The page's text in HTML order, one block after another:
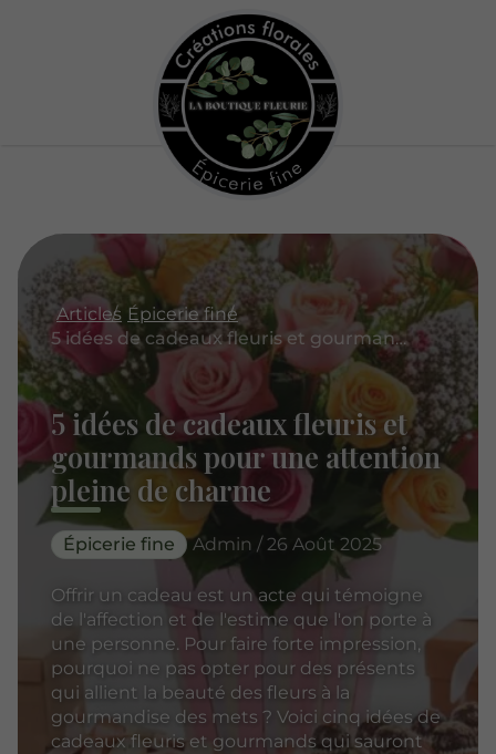
Articles Épicerie fine
5 idées de cadeaux fleuris et gourmands pour une attention pleine de charme
5 idées de cadeaux fleuris et
gourmands pour une attention
pleine de charme
Épicerie fine Admin / 26 Août 2025
Offrir un cadeau est un acte qui témoigne
de l'affection et de l'estime que l'on porte à
une personne. Pour faire forte impression,
pourquoi ne pas opter pour des présents
qui allient la beauté des fleurs à la
gourmandise des mets ? Voici cinq idées de
cadeaux fleuris et gourmands qui sauront